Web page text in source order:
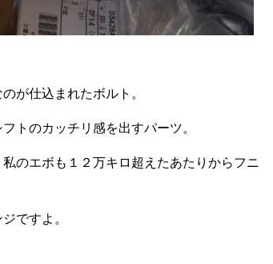
が仕込まれたボルト。
トのカッチリ感を出すパーツ。
のエボも１２万キロ超えたあたりからフニ
ですよ。